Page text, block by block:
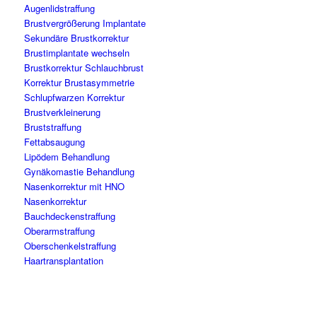
Augenlidstraffung
Brustvergrößerung Implantate
Sekundäre Brustkorrektur
Brustimplantate wechseln
Brustkorrektur Schlauchbrust
Korrektur Brustasymmetrie
Schlupfwarzen Korrektur
Brustverkleinerung
Bruststraffung
Fettabsaugung
Lipödem Behandlung
Gynäkomastie Behandlung
Nasenkorrektur mit HNO
Nasenkorrektur
Bauchdeckenstraffung
Oberarmstraffung
Oberschenkelstraffung
Haartransplantation